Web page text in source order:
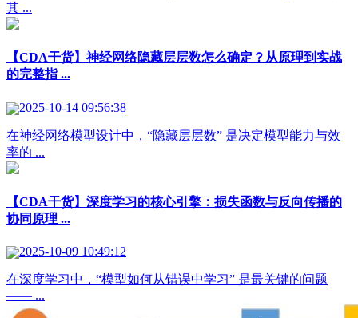
其 ...
【CDA干货】神经网络隐藏层层数怎么确定？从原理到实战
的完整指 ...
2025-10-14 09:56:38
在神经网络模型设计中，“隐藏层层数” 是决定模型能力与效
率的 ...
【CDA干货】深度学习的核心引擎：损失函数与反向传播的
协同原理 ...
2025-10-09 10:49:12
在深度学习中，“模型如何从错误中学习” 是最关键的问题
—— ...